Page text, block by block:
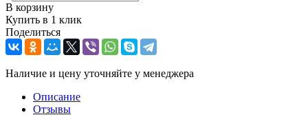
В корзину
Купить в 1 клик
Поделиться
Наличие и цену уточняйте у менеджера
Описание
Отзывы